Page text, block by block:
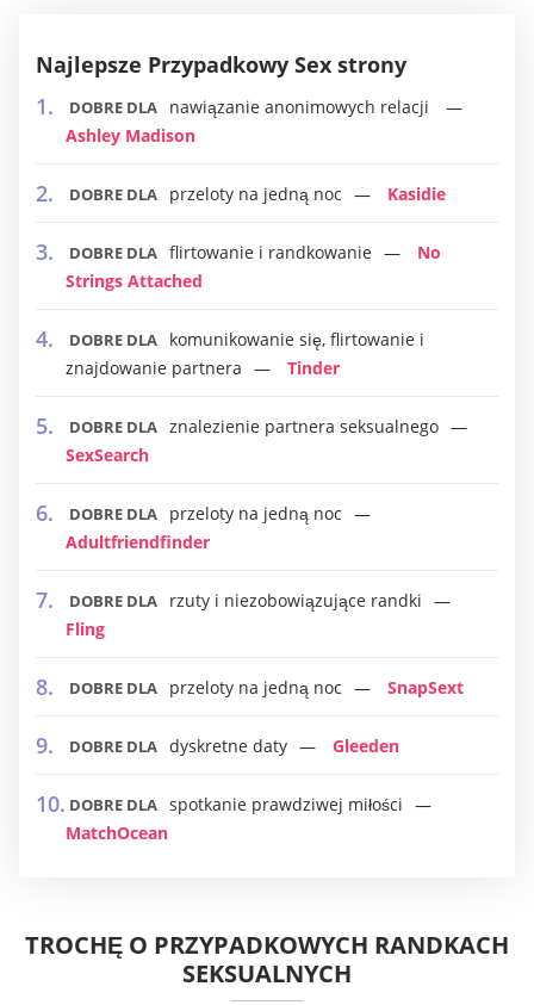
Najlepsze Przypadkowy Sex strony
DOBRE DLA
nawiązanie anonimowych relacji
Ashley Madison
DOBRE DLA przeloty na jedną noc Kasidie
DOBRE DLA flirtowanie i randkowanie
No
Strings Attached
DOBRE DLA
komunikowanie się, flirtowanie i
znajdowanie partnera
Tinder
DOBRE DLA znalezienie partnera seksualnego
SexSearch
DOBRE DLA
przeloty na jedną noc
Adultfriendfinder
DOBRE DLA
rzuty i niezobowiązujące randki
Fling
DOBRE DLA przeloty na jedną noc SnapSext
DOBRE DLA dyskretne daty Gleeden
DOBRE DLA spotkanie prawdziwej miłości
MatchOcean
TROCHĘ O PRZYPADKOWYCH RANDKACH
SEKSUALNYCH